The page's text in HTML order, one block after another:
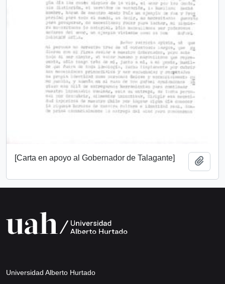
[Carta en apoyo al Gobernador de Talagante]
Universidad Alberto Hurtado